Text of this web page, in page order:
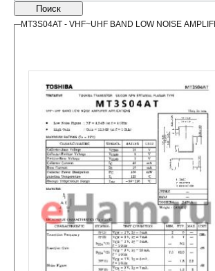
Поиск
MT3S04AT - VHF~UHF BAND LOW NOISE